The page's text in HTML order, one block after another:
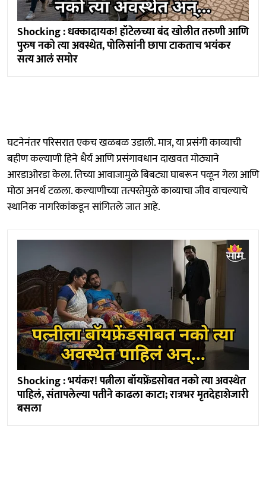
Shocking : धक्कादायक! हॉटेलच्या बंद खोलीत तरुणी आणि
पुरुष नको त्या अवस्थेत, पोलिसांनी छापा टाकताच भयंकर
सत्य आलं समोर
घटनेनंतर परिसरात एकच खळबळ उडाली. मात्र, या प्रसंगी काव्याची
बहीण कल्याणी हिने धैर्य आणि प्रसंगावधान दाखवत मोठ्याने
आरडाओरडा केला. तिच्या आवाजामुळे बिबट्या घाबरून पळून गेला आणि
मोठा अनर्थ टळला. कल्याणीच्या तत्परतेमुळे काव्याचा जीव वाचल्याचे
स्थानिक नागरिकांकडून सांगितले जात आहे.
Shocking : भयंकर! पत्नीला बॉयफ्रेंडसोबत नको त्या अवस्थेत
पाहिलं, संतापलेल्या पतीने काढला काटा; रात्रभर मृतदेहाशेजारी
बसला